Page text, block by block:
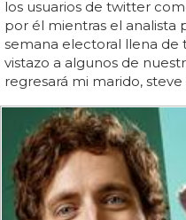
los usuarios de twitter
por él mientras el analista
semana electoral llena de
vistazo a algunos de
regresará mi marido, steve